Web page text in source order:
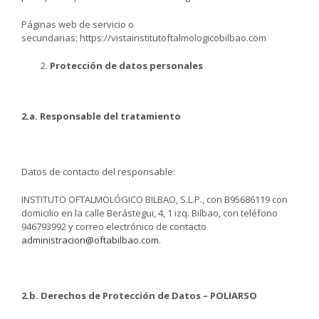
Páginas web de servicio o
secundarias: https://vistainstitutoftalmologicobilbao.com
Protección de datos personales
2.a. Responsable del tratamiento
Datos de contacto del responsable:
INSTITUTO OFTALMOLÓGICO BILBAO, S.L.P., con B95686119 con
domicilio en la calle Berástegui, 4, 1 izq. Bilbao, con teléfono
946793992 y correo electrónico de contacto
administracion@oftabilbao.com.
2.b. Derechos de Protección de Datos – POLIARSO